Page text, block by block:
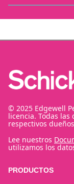
© 2025 Edgewell
licencia. Todas
respectivos
Lee nuestros
utilizamos los
PRODUCTOS